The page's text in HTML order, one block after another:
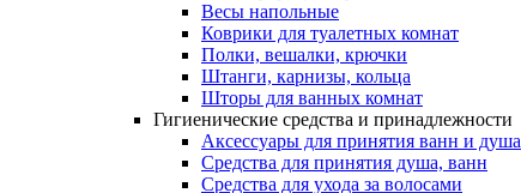
Весы напольные
Коврики для туалетных комнат
Полки, вешалки, крючки
Штанги, карнизы, кольца
Шторы для ванных комнат
Гигиенические средства и принадлежности
Аксессуары для принятия ванн и душа
Средства для принятия душа, ванн
Средства для ухода за волосами